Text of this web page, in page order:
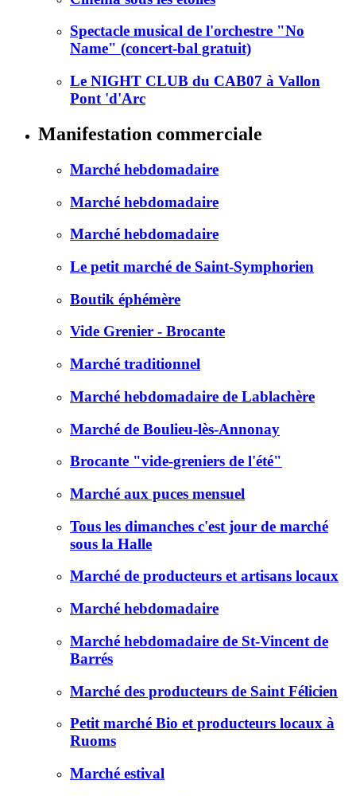
Spectacle musical de l'orchestre "No
Name" (concert-bal gratuit)
Le NIGHT CLUB du CAB07 à Vallon
Pont 'd'Arc
Manifestation commerciale
Marché hebdomadaire
Marché hebdomadaire
Marché hebdomadaire
Le petit marché de Saint-Symphorien
Boutik éphémère
Vide Grenier - Brocante
Marché traditionnel
Marché hebdomadaire de Lablachère
Marché de Boulieu-lès-Annonay
Brocante "vide-greniers de l'été"
Marché aux puces mensuel
Tous les dimanches c'est jour de marché
sous la Halle
Marché de producteurs et artisans locaux
Marché hebdomadaire
Marché hebdomadaire de St-Vincent de
Barrés
Marché des producteurs de Saint Félicien
Petit marché Bio et producteurs locaux à
Ruoms
Marché estival